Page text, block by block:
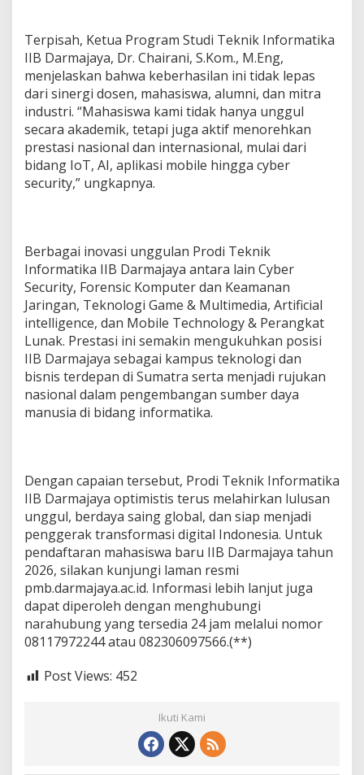
a
T
e
r
b
a
i
k
d
I
n
e
s
i
a
Terpisah, Ketua Program Studi Teknik Informatika
IIB Darmajaya, Dr. Chairani, S.Kom., M.Eng,
menjelaskan bahwa keberhasilan ini tidak lepas
dari sinergi dosen, mahasiswa, alumni, dan mitra
industri. “Mahasiswa kami tidak hanya unggul
secara akademik, tetapi juga aktif menorehkan
prestasi nasional dan internasional, mulai dari
bidang IoT, AI, aplikasi mobile hingga cyber
security,” ungkapnya.
Berbagai inovasi unggulan Prodi Teknik
Informatika IIB Darmajaya antara lain Cyber
Security, Forensic Komputer dan Keamanan
Jaringan, Teknologi Game & Multimedia, Artificial
intelligence, dan Mobile Technology & Perangkat
Lunak. Prestasi ini semakin mengukuhkan posisi
IIB Darmajaya sebagai kampus teknologi dan
bisnis terdepan di Sumatra serta menjadi rujukan
nasional dalam pengembangan sumber daya
manusia di bidang informatika.
Dengan capaian tersebut, Prodi Teknik Informatika
IIB Darmajaya optimistis terus melahirkan lulusan
unggul, berdaya saing global, dan siap menjadi
penggerak transformasi digital Indonesia. Untuk
pendaftaran mahasiswa baru IIB Darmajaya tahun
2026, silakan kunjungi laman resmi
pmb.darmajaya.ac.id. Informasi lebih lanjut juga
dapat diperoleh dengan menghubungi
narahubung yang tersedia 24 jam melalui nomor
08117972244 atau 082306097566.(**)
Post Views: 452
Ikuti Kami